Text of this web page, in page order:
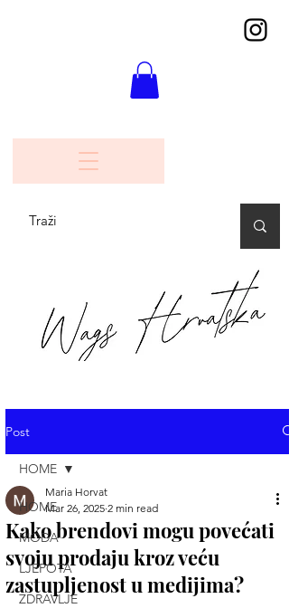
Post
HOME
MODA
LJEPOTA
ZDRAVLJE
HOME
Kako brendovi mogu povećati
svoju prodaju kroz veću
zastupljenost u medijima?
Maria Horvat
Mar 26, 2025 2 min read